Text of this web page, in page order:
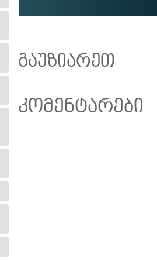
გაუზიარეთ
კომენტარები